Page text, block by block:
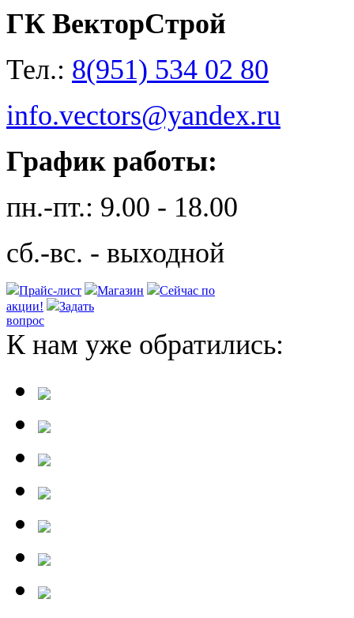
ГК ВекторСтрой
Тел.: 8(951) 534 02 80
info.vectors@yandex.ru
График работы:
пн.-пт.: 9.00 - 18.00
сб.-вс. - выходной
Прайс-лист Магазин
Сейчас по
акции!
Задать
вопрос
К нам уже обратились: